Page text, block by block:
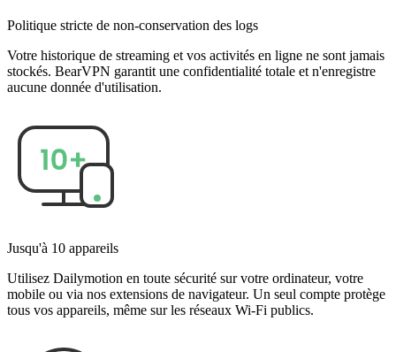
Politique stricte de non-conservation des logs
Votre historique de streaming et vos activités en ligne ne sont jamais
stockés. BearVPN garantit une confidentialité totale et n'enregistre
aucune donnée d'utilisation.
Jusqu'à 10 appareils
Utilisez Dailymotion en toute sécurité sur votre ordinateur, votre
mobile ou via nos extensions de navigateur. Un seul compte protège
tous vos appareils, même sur les réseaux Wi-Fi publics.